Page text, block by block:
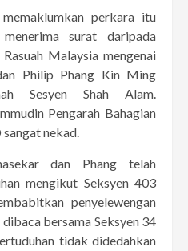
perkara itu
surat daripada
Malaysia mengenai
Philip Phang Kin Ming
Sesyen Shah Alam.
Pengarah Bahagian
sangat nekad.
dan Phang telah
mengikut Seksyen 403
penyelewengan
bersama Seksyen 34
tidak didedahkan